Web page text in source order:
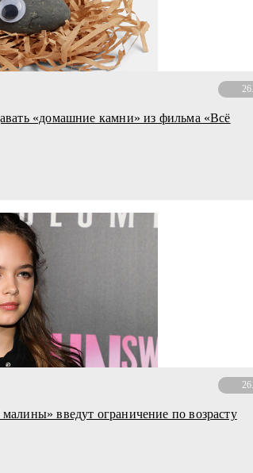
«домашние камни» из фильма «Всё
введут ограничение по возрасту